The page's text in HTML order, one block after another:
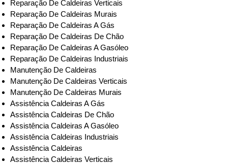
Reparação De Caldeiras Verticais
Reparação De Caldeiras Murais
Reparação De Caldeiras A Gás
Reparação De Caldeiras De Chão
Reparação De Caldeiras A Gasóleo
Reparação De Caldeiras Industriais
Manutenção De Caldeiras
Manutenção De Caldeiras Verticais
Manutenção De Caldeiras Murais
Assistência Caldeiras A Gás
Assistência Caldeiras De Chão
Assistência Caldeiras A Gasóleo
Assistência Caldeiras Industriais
Assistência Caldeiras
Assistência Caldeiras Verticais